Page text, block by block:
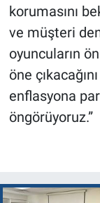
korumasını
ve müşteri
oyuncuların
öne
enflasyona
öngörüyoruz.”